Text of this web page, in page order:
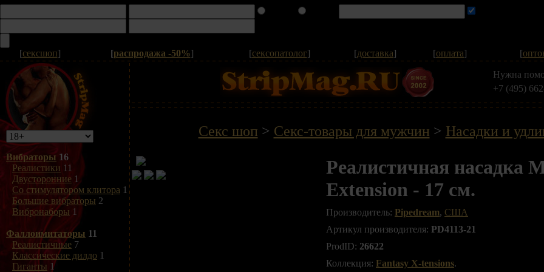
[сексшоп] [распродажа -50%] [сексопатолог] [доставка] [оплата] [
Вибраторы 16
Реалистики 11
Двусторонние 1
Со стимулятором клитора 1
Большие вибраторы 2
Вибронаборы 1
Фаллоимитаторы 11
Реалистичные 7
Классические дилдо 1
Гиганты 1
Нужна
+7 (495)
Секс шоп > Секс-товары для мужчин > Насадки и
Реалистичная насадка
Extension - 17 см.
Производитель: Pipedream, США
Артикул производителя: PD4113-21
ProdID: 26622
Коллекция: Fantasy X-tensions.